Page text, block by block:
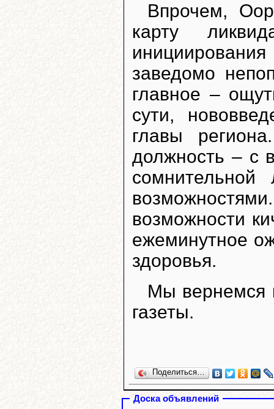
Впрочем,
карту
заведомо
главное –
сути,
главы
должность – с
сомнительной
возможности
ежеминутное
здоровья.
Мы вернемся
газеты.
Поделиться…
Доска объявлений